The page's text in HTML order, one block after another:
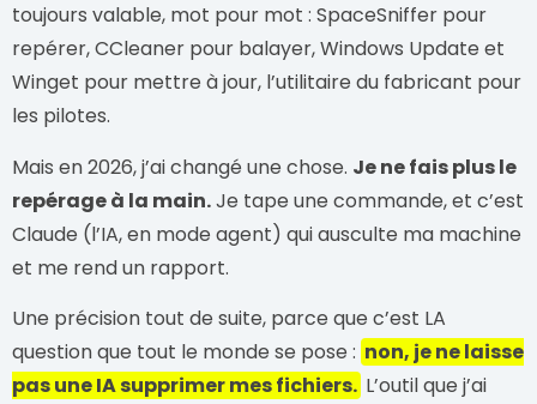
toujours valable, mot pour mot : SpaceSniffer pour
repérer, CCleaner pour balayer, Windows Update et
Winget pour mettre à jour, l’utilitaire du fabricant pour
les pilotes.
Mais en 2026, j’ai changé une chose. Je ne fais plus le
repérage à la main.Je tape une commande, et c’est
Claude (l’IA, en mode agent) qui ausculte ma machine
et me rend un rapport.
Une précision tout de suite, parce que c’est LA
question que tout le monde se pose : non, je ne laisse
pas une IA supprimer mes fichiers. L’outil que j’ai